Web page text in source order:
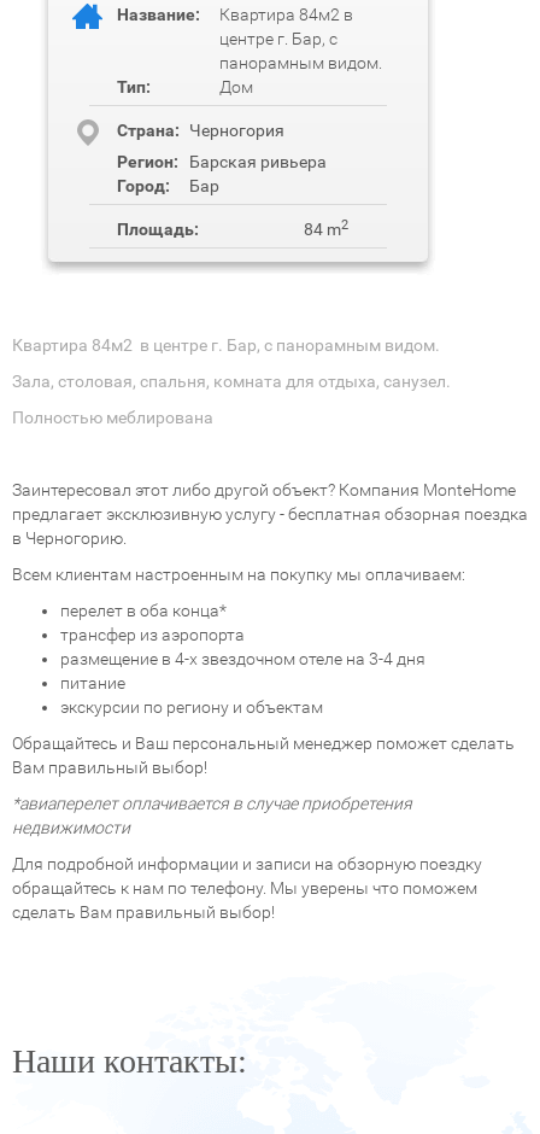
Название:
Квартира 84м2 в
центре г. Бар, с
панорамным видом.
Тип:
Дом
Cтрана:
Черногория
Регион:
Барская ривьера
Город:
Бар
Площадь: 84 m2
Квартира 84м2 в центре г. Бар, с панорамным видом.
Зала, столовая, спальня, комната для отдыха, санузел.
Полностью меблирована
Заинтересовал этот либо другой объект? Компания MonteHome
предлагает эксклюзивную услугу - бесплатная обзорная поездка
в Черногорию.
Всем клиентам настроенным на покупку мы оплачиваем:
перелет в оба конца*
трансфер из аэропорта
размещение в 4-х звездочном отеле на 3-4 дня
питание
экскурсии по региону и объектам
Обращайтесь и Ваш персональный менеджер поможет сделать
Вам правильный выбор!
*авиаперелет оплачивается в случае приобретения
недвижимости
Для подробной информации и записи на обзорную поездку
обращайтесь к нам по телефону. Мы уверены что поможем
сделать Вам правильный выбор!
Наши контакты: